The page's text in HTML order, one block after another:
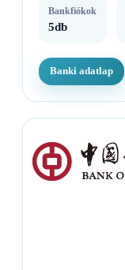
Bankfiókok
5db
Banki adatlap